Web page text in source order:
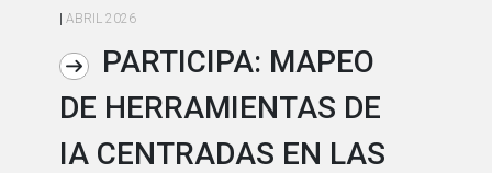
| ABRIL 2026
PARTICIPA: MAPEO
DE HERRAMIENTAS DE
IA CENTRADAS EN LAS